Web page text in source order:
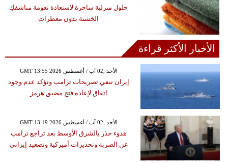
حلول منزلية ساحرة لاستعادة نعومة مناشفكِ
الخشنة بدون معطرات
الأخبار الأكثر قراءة
GMT 13:55 2026 الأحد ,02 آب / أغسطس
إيران تنفي تصريحات ترامب وتؤكد عدم وجود
اتفاق لإعادة فتح مضيق هرمز
GMT 13:19 2026 الأحد ,02 آب / أغسطس
هدوء حذر بالشرق الأوسط بعد تراجع ترامب
عن الضربة وتحذيرات أميركية وتصعيد إيراني